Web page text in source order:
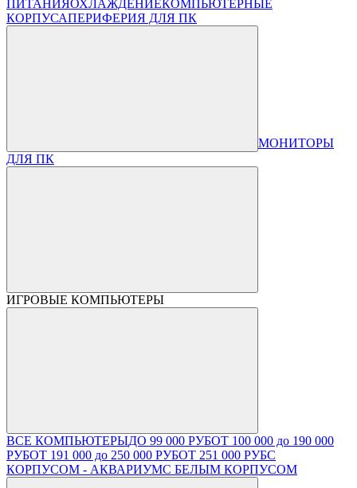
ПИТАНИЯОХЛАЖДЕНИЕКОМПЬЮТЕРНЫЕ
КОРПУСАПЕРИФЕРИЯ ДЛЯ ПК
МОНИТОРЫ
ДЛЯ ПК
ИГРОВЫЕ КОМПЬЮТЕРЫ
ВСЕ КОМПЬЮТЕРЫДО 99 000 РУБОТ 100 000 до 190 000
РУБОТ 191 000 до 250 000 РУБОТ 251 000 РУБС
КОРПУСОМ - АКВАРИУМС БЕЛЫМ КОРПУСОМ